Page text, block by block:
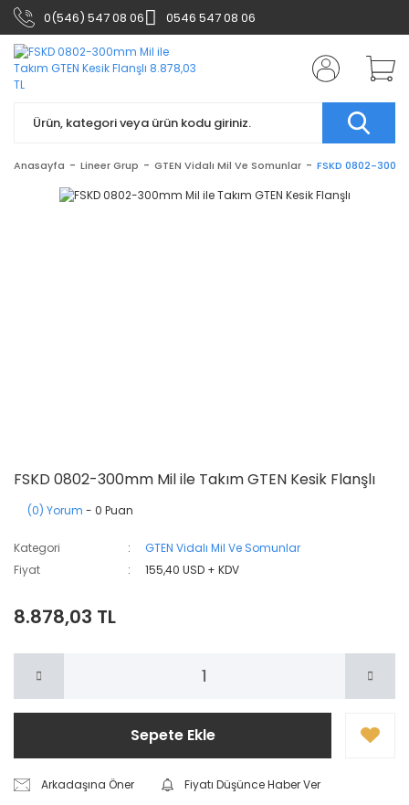
0(546) 547 08 06 0546 547 08 06
Anasayfa Lineer Grup GTEN Vidalı Mil Ve Somunlar FSKD 0802-
FSKD 0802-300mm Mil ile Takım GTEN Kesik Flanşlı
(0) Yorum - 0 Puan
Kategori
GTEN Vidalı Mil Ve Somunlar
Fiyat
155,40 USD + KDV
8.878,03 TL
Sepete Ekle
Arkadaşına Öner
Fiyatı Düşünce Haber Ver